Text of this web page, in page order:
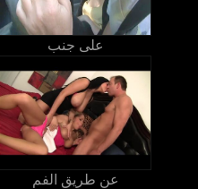
على جنب
عن طريق الفم